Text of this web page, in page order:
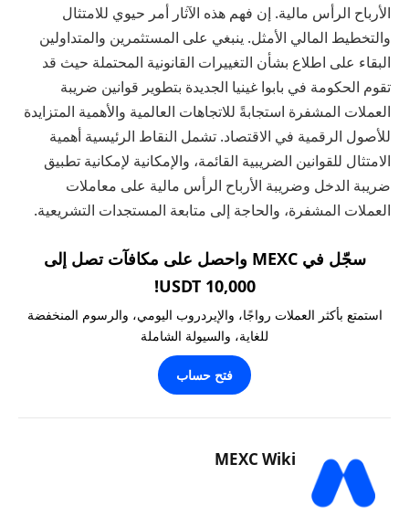
الأرباح الرأس مالية. إن فهم هذه الآثار أمر حيوي للامتثال
والتخطيط المالي الأمثل. ينبغي على المستثمرين والمتداولين
البقاء على اطلاع بشأن التغييرات القانونية المحتملة حيث قد
تقوم الحكومة في بابوا غينيا الجديدة بتطوير قوانين ضريبة
العملات المشفرة استجابةً للاتجاهات العالمية والأهمية المتزايدة
للأصول الرقمية في الاقتصاد. تشمل النقاط الرئيسية أهمية
الامتثال للقوانين الضريبية القائمة، والإمكانية لإمكانية تطبيق
ضريبة الدخل وضريبة الأرباح الرأس مالية على معاملات
العملات المشفرة، والحاجة إلى متابعة المستجدات التشريعية.
سجّل في MEXC واحصل على مكافآت تصل إلى
10,000 USDT!
استمتع بأكثر العملات رواجًا، والإيردروب اليومي، والرسوم المنخفضة
للغاية، والسيولة الشاملة
فتح حساب
MEXC Wiki